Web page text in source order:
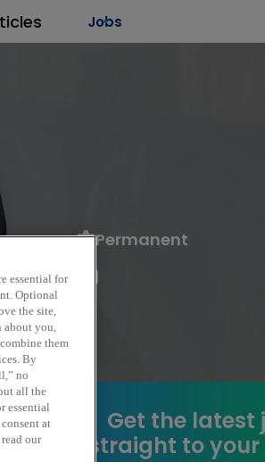
Jobs
Permanent
Get the latest
straight to
essential for
Optional
the site,
about you,
them
By
no
all the
essential
at
our